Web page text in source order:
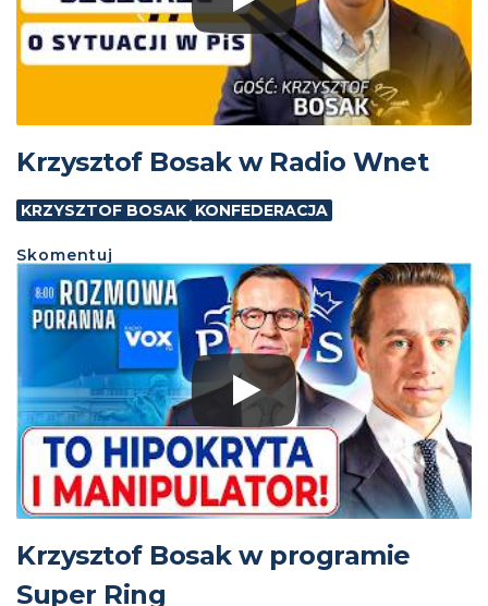
Krzysztof Bosak w Radio Wnet
KRZYSZTOF BOSAK KONFEDERACJA
Skomentuj
Krzysztof Bosak w programie
Super Ring